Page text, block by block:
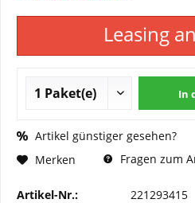
Leasing
In
Artikel günstiger gesehen?
Merken
Fragen zum
Artikel-Nr.:
221293415